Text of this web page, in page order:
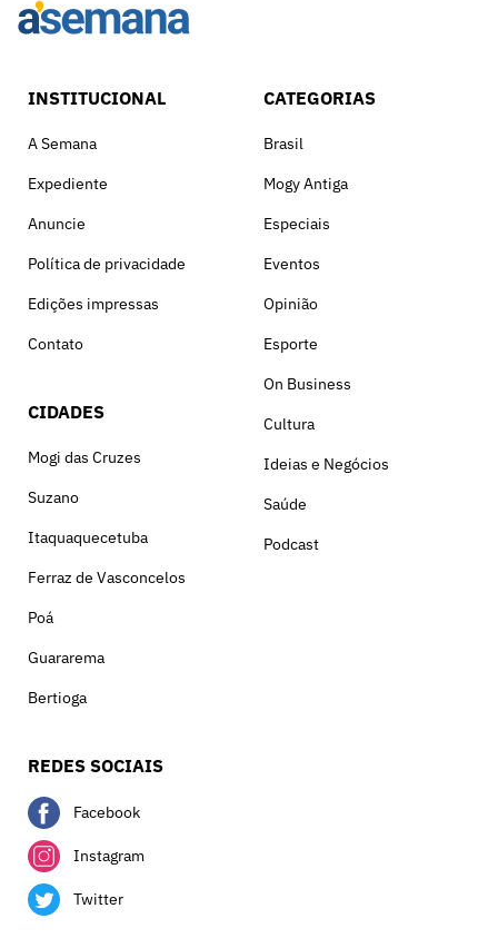
INSTITUCIONAL
A Semana
Expediente
Anuncie
Política de privacidade
Edições impressas
Contato
CIDADES
Mogi das Cruzes
Suzano
Itaquaquecetuba
Ferraz de Vasconcelos
Poá
Guararema
Bertioga
CATEGORIAS
Brasil
Mogy Antiga
Especiais
Eventos
Opinião
Esporte
On Business
Cultura
Ideias e Negócios
Saúde
Podcast
REDES SOCIAIS
Facebook
Instagram
Twitter